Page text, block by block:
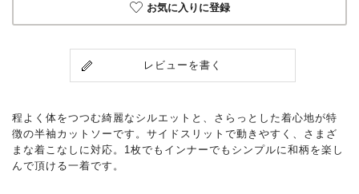
お気に入りに登録
レビューを書く
程よく体をつつむ綺麗なシルエットと、さらっとした着心地が特
徴の半袖カットソーです。サイドスリットで動きやすく、さまざ
まな着こなしに対応。1枚でもインナーでもシンプルに和柄を楽し
んで頂ける一着です。